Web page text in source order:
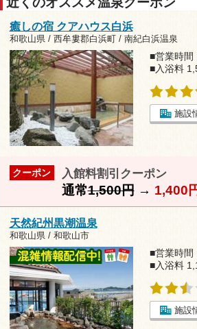
癒しの宿 クアハウス白浜
和歌山県 / 西牟婁郡白浜町 / 南紀白浜温泉
■営業時間
■入浴料
施設
クーポン 入館料割引クーポン
通常1,500円→ 1,400
天然紀州黒潮温泉
和歌山県 / 和歌山市
■営業時間
■入浴料
施設